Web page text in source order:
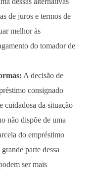
de juros e termos de
melhor às
do tomador de
A decisão de
consignado
cuidadosa da situação
não dispõe de uma
do empréstimo
parte dessa
ser mais